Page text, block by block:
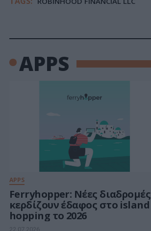
APPS
APPS
Ferryhopper: Νέες διαδρομές
κερδίζουν έδαφος στο island
hopping το 2026
22.07.2026